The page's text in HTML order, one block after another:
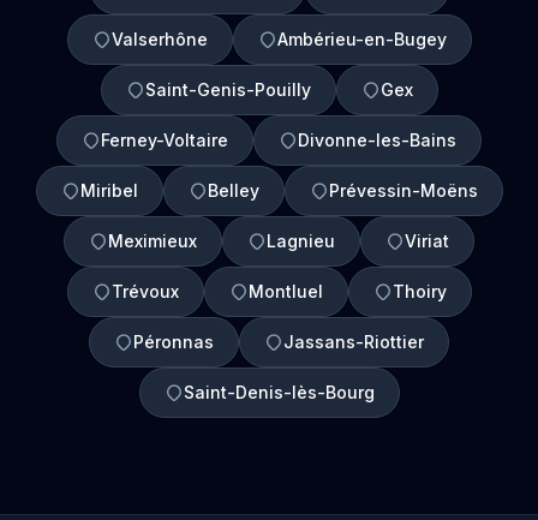
Valserhône Ambérieu-en-Bugey
Saint-Genis-Pouilly Gex
Ferney-Voltaire Divonne-les-Bains
Miribel Belley Prévessin-Moëns
Meximieux Lagnieu Viriat
Trévoux Montluel Thoiry
Péronnas Jassans-Riottier
Saint-Denis-lès-Bourg